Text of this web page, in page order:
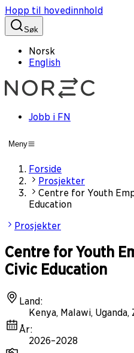
Hopp til hovedinnhold
Søk
Norsk
English
Jobb i FN
Meny
Forside
Prosjekter
Centre for Youth
Education
Prosjekter
Centre for Youth
Civic Education
Land:
Kenya, Malawi, Uganda,
År:
2026–2028